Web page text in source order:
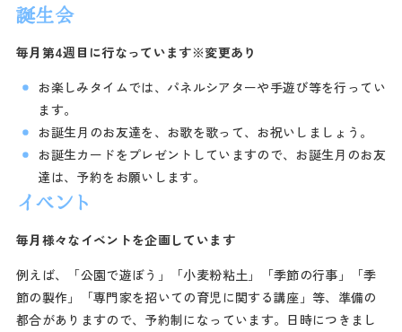
誕生会
毎月第4週目に行なっています※変更あり
お楽しみタイムでは、パネルシアターや手遊び等を行ってい
ます。
お誕生月のお友達を、お歌を歌って、お祝いしましょう。
お誕生カードをプレゼントしていますので、お誕生月のお友
達は、予約をお願いします。
イベント
毎月様々なイベントを企画しています
例えば、「公園で遊ぼう」「小麦粉粘土」「季節の行事」「季
節の製作」「専門家を招いての育児に関する講座」等、準備の
都合がありますので、予約制になっています。日時につきまし